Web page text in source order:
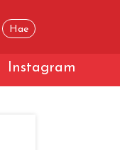
Instagram